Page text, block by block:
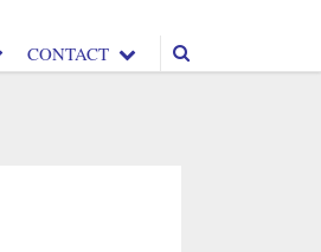
CONTACT